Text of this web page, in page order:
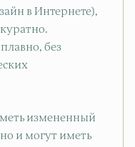
в Интернете),
без
измененный
и могут иметь